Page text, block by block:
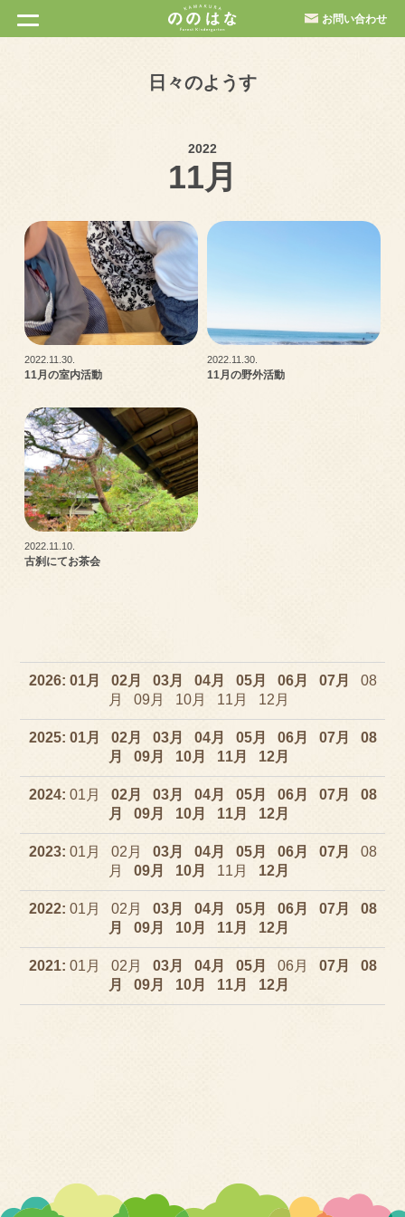
お問い合わせ
日々のようす
2022
11月
2022.11.30.
11月の室内活動
2022.11.30.
11月の野外活動
2022.11.10.
古刹にてお茶会
2026 01 02 03 04 05 06 07
08
09
10 11 12
2025 01 02 03 04 05 06 07
08
09
10 11 12
2024 01 02 03 04 05 06 07
08
09
10 11 12
2023 01 02 03 04 05 06 07
08
09
10 11 12
2022 01 02 03 04 05 06 07
08
09
10 11 12
2021 01 02 03 04 05 06 07
08
09
10 11 12